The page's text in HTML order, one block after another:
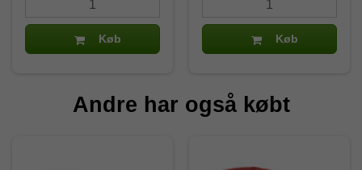
Køb Køb
Andre har også købt